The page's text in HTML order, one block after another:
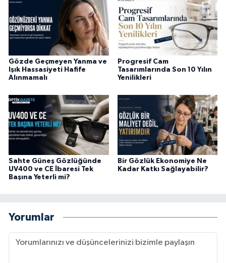
Gözde Geçmeyen Yanma ve
Işık Hassasiyeti Hafife
Alınmamalı
Progresif Cam
Tasarımlarında Son 10 Yılın
Yenilikleri
Sahte Güneş Gözlüğünde
UV400 ve CE İbaresi Tek
Başına Yeterli mi?
Bir Gözlük Ekonomiye Ne
Kadar Katkı Sağlayabilir?
Yorumlar